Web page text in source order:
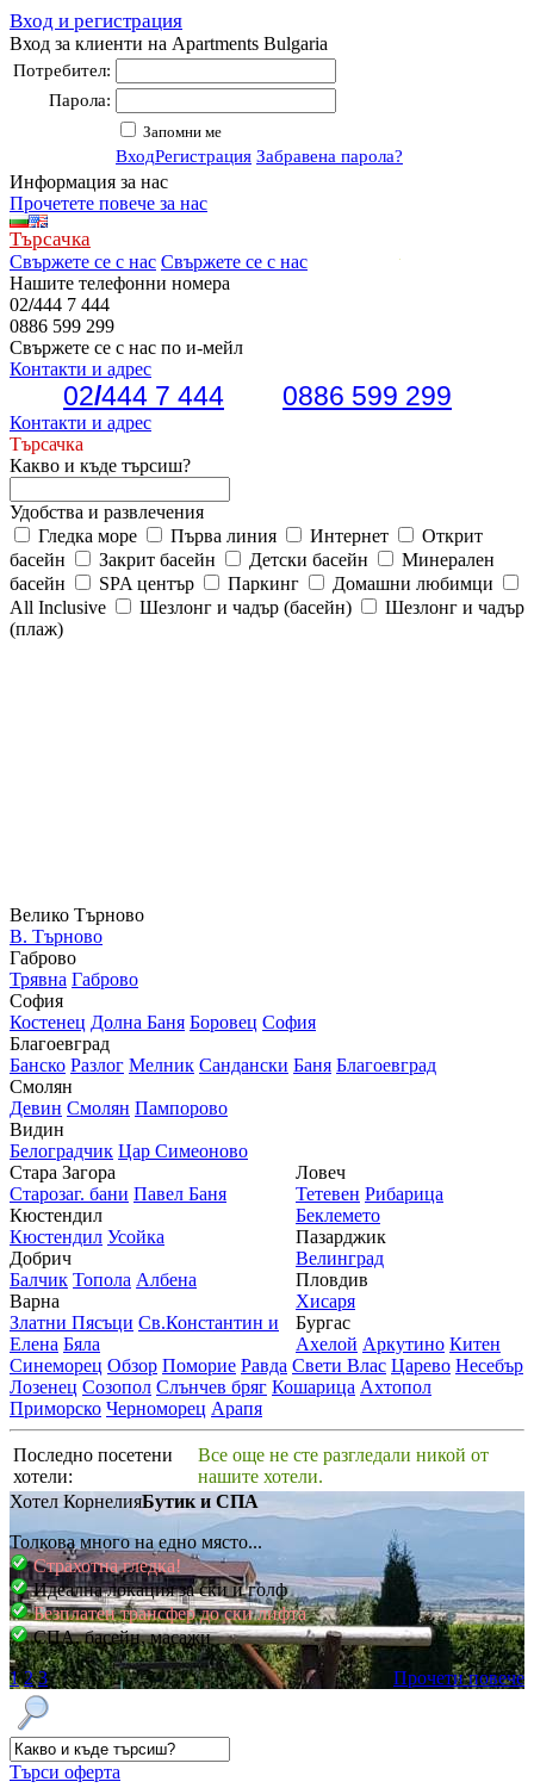
Вход и регистрация
Вход за клиенти на Apartments Bulgaria
Потребител:
Парола:
Запомни ме
ВходРегистрация Забравена парола?
Информация за нас
Прочетете повече за нас
Търсачка
Свържете се с нас Свържете се с нас
Нашите телефонни номера
02/444 7 444
0886 599 299
Свържете се с нас по и-мейл
Контакти и адрес
02/444 7 444 0886 599 299
Контакти и адрес
Търсачка
Какво и къде търсиш?
Удобства и развлечения
Гледка море
Първа линия Интернет
Открит
басейн
Закрит басейн Детски басейн
Минерален
басейн
SPA център Паркинг
Домашни любимци
All Inclusive
Шезлонг и чадър (басейн)
Шезлонг и чадър
(плаж)
Велико Търново
В. Търново
Габрово
Трявна Габрово
София
Костенец Долна Баня Боровец София
Благоевград
Банско Разлог Мелник Сандански Баня Благоевград
Смолян
Девин Смолян Пампорово
Видин
Белоградчик Цар Симеоново
Стара Загора
Старозаг. бани Павел Баня
Кюстендил
Кюстендил Усойка
Добрич
Балчик Топола Албена
Варна
Златни Пясъци Св.Константин и
Елена Бяла
Ловеч
Тетевен Рибарица
Беклемето
Пазарджик
Велинград
Пловдив
Хисаря
Бургас
Ахелой Аркутино Китен
Синеморец Обзор Поморие Равда Свети Влас Царево Несебър
Лозенец Созопол Слънчев бряг Кошарица Ахтопол
Приморско Черноморец Арапя
Последно посетени
хотели:
Все още не сте разгледали никой от
нашите хотели.
Хотел КорнелияБутик и СПА
Толкова много на едно място...
Страхотна гледка!
Идеална локация за ски и голф
Безплатен трансфер до ски лифта
СПА, басейн, масажи
Прочети повече
1 2 3
Търси оферта